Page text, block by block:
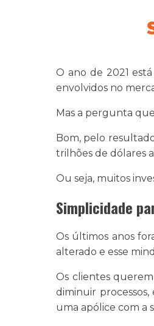
O ano de 2021
envolvidos no
Mas a pergunta
Bom, pelo
trilhões de dólares
Ou seja, muitos
Simplicidade
Os últimos anos
alterado e esse
Os clientes
diminuir
uma apólice com a